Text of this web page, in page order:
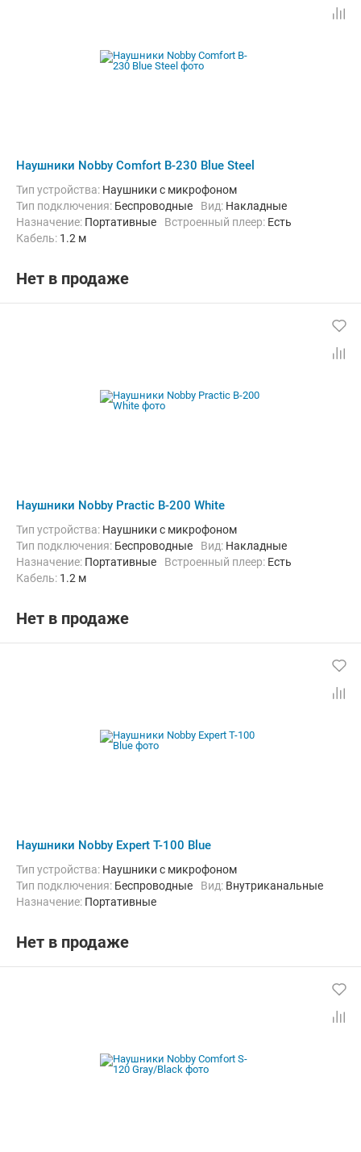
Наушники Nobby Comfort B-230 Blue Steel
Тип устройства: Наушники с микрофоном
Тип подключения: Беспроводные Вид: Накладные
Назначение: Портативные Встроенный плеер: Есть
кабель: 1.2 м
Нет в продаже
Наушники Nobby Practic B-200 White
Тип устройства: Наушники с микрофоном
Тип подключения: Беспроводные Вид: Накладные
Назначение: Портативные Встроенный плеер: Есть
кабель: 1.2 м
Нет в продаже
Наушники Nobby Expert T-100 Blue
Тип устройства: Наушники с микрофоном
Тип подключения: Беспроводные Вид: Внутриканальные
Назначение: Портативные
Нет в продаже